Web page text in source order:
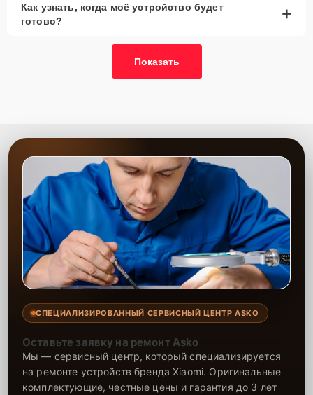
Как узнать, когда моё устройство будет
готово?
+
Показать
СПЕЦИАЛИЗИРОВАННЫЙ СЕРВИСНЫЙ ЦЕНТР ASKO
Оставьте заявку на ремонт Asko
Мы — сервисный центр, который специализируется
на ремонте устройств бренда Xiaomi. Оригинальные
комплектующие, честные цены и гарантия до 3 лет